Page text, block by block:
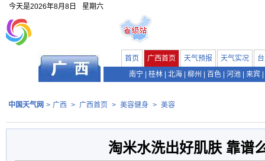
今天是2026年8月8日 星期六
首页 广西首页 天气预报 天气实况
南宁
桂林 北海 柳州 百色 河池 来宾
中国天气网 > 广西 > 广西首页 > 美容健身 > 美容
淘米水洗出好肌肤 靠谱